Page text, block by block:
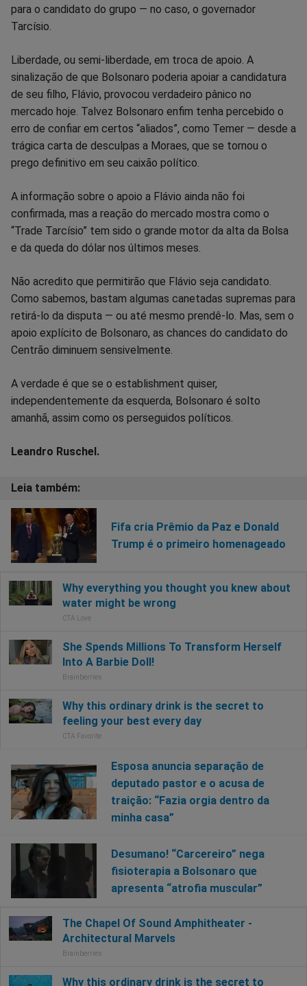
para o candidato do grupo — no caso, o governador
Tarcísio.
Liberdade, ou semi-liberdade, em troca de apoio. A
sinalização de que Bolsonaro poderia apoiar a candidatura
de seu filho, Flávio, provocou verdadeiro pânico no
mercado hoje. Talvez Bolsonaro enfim tenha percebido o
erro de confiar em certos “aliados”, como Temer — desde a
trágica carta de desculpas a Moraes, que se tornou o
prego definitivo em seu caixão político.
A informação sobre o apoio a Flávio ainda não foi
confirmada, mas a reação do mercado mostra como o
“Trade Tarcísio” tem sido o grande motor da alta da Bolsa
e da queda do dólar nos últimos meses.
Não acredito que permitirão que Flávio seja candidato.
Como sabemos, bastam algumas canetadas supremas para
retirá-lo da disputa — ou até mesmo prendê-lo. Mas, sem o
apoio explícito de Bolsonaro, as chances do candidato do
Centrão diminuem sensivelmente.
A verdade é que se o establishment quiser,
independentemente da esquerda, Bolsonaro é solto
amanhã, assim como os perseguidos políticos.
Leandro Ruschel.
Fifa cria Prêmio da Paz e Donald
Trump é o primeiro homenageado
Esposa anuncia separação de
deputado pastor e o acusa de
traição: “Fazia orgia dentro da
minha casa”
Desumano! “Carcereiro” nega
fisioterapia a Bolsonaro que
apresenta “atrofia muscular”